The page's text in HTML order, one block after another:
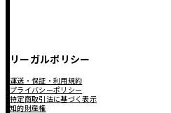
リーガルポリシー
運送・保証・利用規約
プライバシーポリシー
特定商取引法に基づく表示
知的財産権